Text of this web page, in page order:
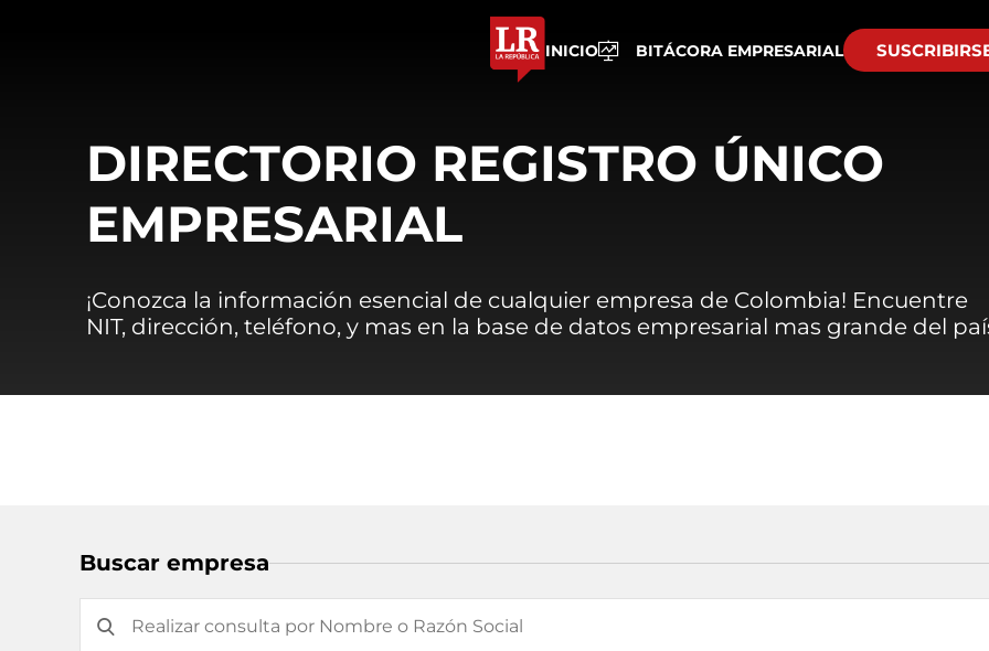
INICIO BITÁCORA EMPRESARIAL
DIRECTORIO REGISTRO ÚNICO
EMPRESARIAL
¡Conozca la información esencial de cualquier empresa de Colombia! Encuentre
NIT, dirección, teléfono, y mas en la base de datos empresarial mas grande del
Buscar empresa